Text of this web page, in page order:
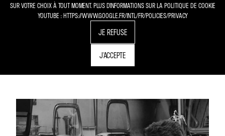
SUR VOTRE CHOIX À TOUT MOMENT. PLUS D'INFORMATIONS SUR LA POLITIQUE DE COOKIE
YOUTUBE : HTTPS://WWW.GOOGLE.FR/INTL/FR/POLICIES/PRIVACY
JE REFUSE
J'ACCEPTE